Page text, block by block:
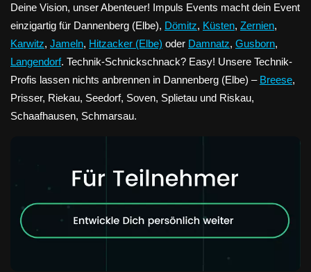
Deine Vision, unser Abenteuer! Impuls Events macht dein Event
einzigartig für Dannenberg (Elbe), Dömitz, Küsten, Zernien,
Karwitz, Jameln, Hitzacker (Elbe) oder Damnatz, Gusborn,
Langendorf. Technik-Schnickschnack? Easy! Unsere Technik-
Profis lassen nichts anbrennen in Dannenberg (Elbe) – Breese,
Prisser, Riekau, Seedorf, Soven, Splietau und Riskau,
Schaafhausen, Schmarsau.